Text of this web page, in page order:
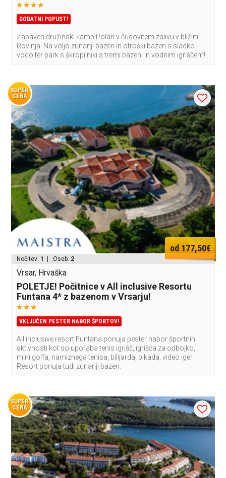
DODATNI POPUST!
Zabaven družinski kamp Polari v čudovitem zalivu v bližini
Rovinja. Na voljo zunanji bazen in otroški bazen s sladko
vodo ter park s škropilniki s tremi bazeni in vodnim igriščem!
SUPER
CENA
od 177,50€
Nočitev: 1 | Oseb: 2
Vrsar, Hrvaška
POLETJE! Počitnice v All inclusive Resortu
Funtana 4* z bazenom v Vrsarju!
VKLJUČEN PESTER NABOR ŠPORTOV!
All inclusive resort Funtana ponuja pester nabor športnih
aktivnosti kot so uporaba tenis igrišč, igrišča za odbojko,
mini golfa, namiznega tenisa, bilijarda, pikada, video iger.
Resort ponuja tudi zunanji bazen.
SUPER
CENA